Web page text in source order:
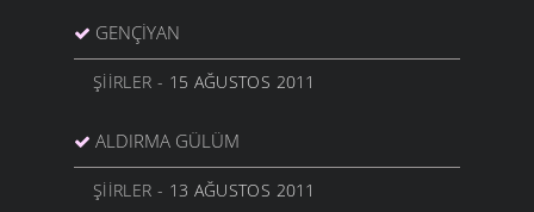
GENÇIYAN
ŞIIRLER - 15 AĞUSTOS 2011
ALDIRMA GÜLÜM
ŞIIRLER - 13 AĞUSTOS 2011